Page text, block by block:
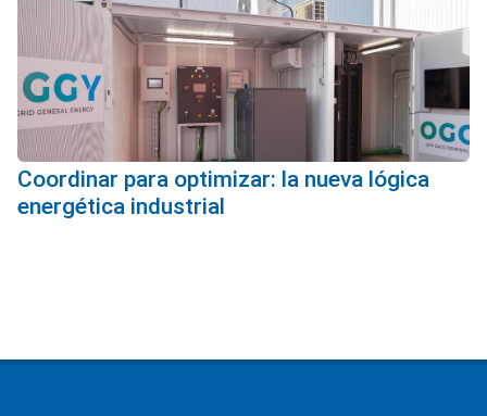
Coordinar para optimizar: la nueva lógica
energética industrial